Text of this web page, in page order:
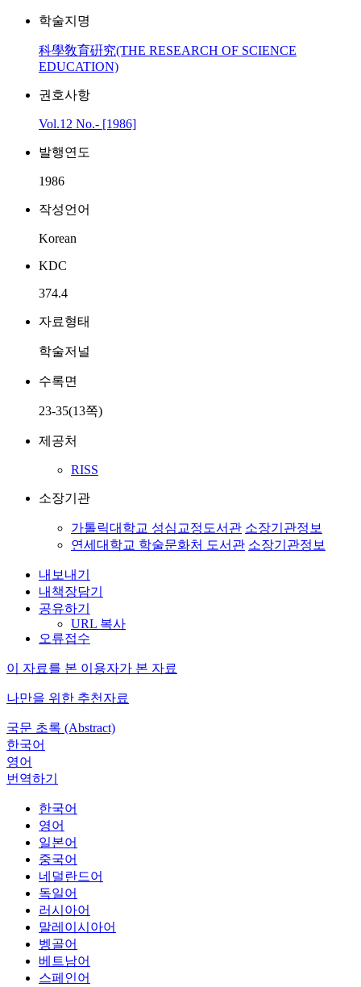
학술지명
科學敎育硏究(THE RESEARCH OF SCIENCE
EDUCATION)
권호사항
Vol.12 No.- [1986]
발행연도
1986
작성언어
Korean
KDC
374.4
자료형태
학술저널
수록면
23-35(13쪽)
제공처
RISS
소장기관
가톨릭대학교 성심교정도서관 소장기관정보
연세대학교 학술문화처 도서관 소장기관정보
내보내기
내책장담기
공유하기
URL 복사
오류접수
이 자료를 본 이용자가 본 자료
나만을 위한 추천자료
국문 초록 (Abstract)
한국어
영어
번역하기
한국어
영어
일본어
중국어
네덜란드어
독일어
러시아어
말레이시아어
벵골어
베트남어
스페인어